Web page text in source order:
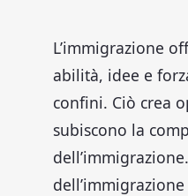
L’immigrazione
abilità, idee e
confini. Ciò crea
subiscono la